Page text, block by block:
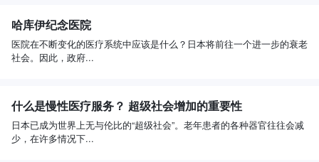
哈库伊纪念医院
医院在不断变化的医疗系统中应该是什么？日本将前往一个进一步的衰老
社会。因此，政府...
什么是慢性医疗服务？ 超级社会增加的重要性
日本已成为世界上无与伦比的“超级社会”。老年患者的各种器官往往会减
少，在许多情况下...